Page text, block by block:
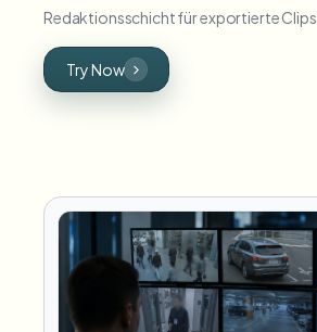
Redaktionsschicht für exportierte Clips.
Try Now